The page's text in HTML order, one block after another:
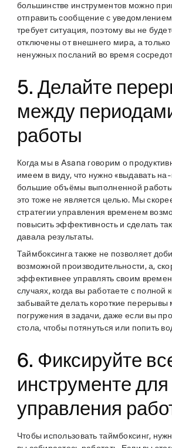
большинстве инструментов можно
отправить сообщение с
требует ситуация, поэтому вы не
отключены от внешнего мира, а
ненужных посланий во время
5. Делайте
между
работы
Когда мы в Asana говорим о
имеем в виду, что нужно «выдавать
большие объёмы выполненной
это тоже не является целью. Мы
стратегии управления временем
повысить эффективность и сделать
давала результаты.
Таймбоксинга также не позволяет
возможной производительности, а,
эффективнее управлять своим
случаях, когда вы работаете с полной
забывайте делать короткие
погружения в задачи, даже если вы
стола, чтобы потянуться или попить
6. Фиксируйте
инструменте для
управления
Чтобы использовать таймбоксинг,